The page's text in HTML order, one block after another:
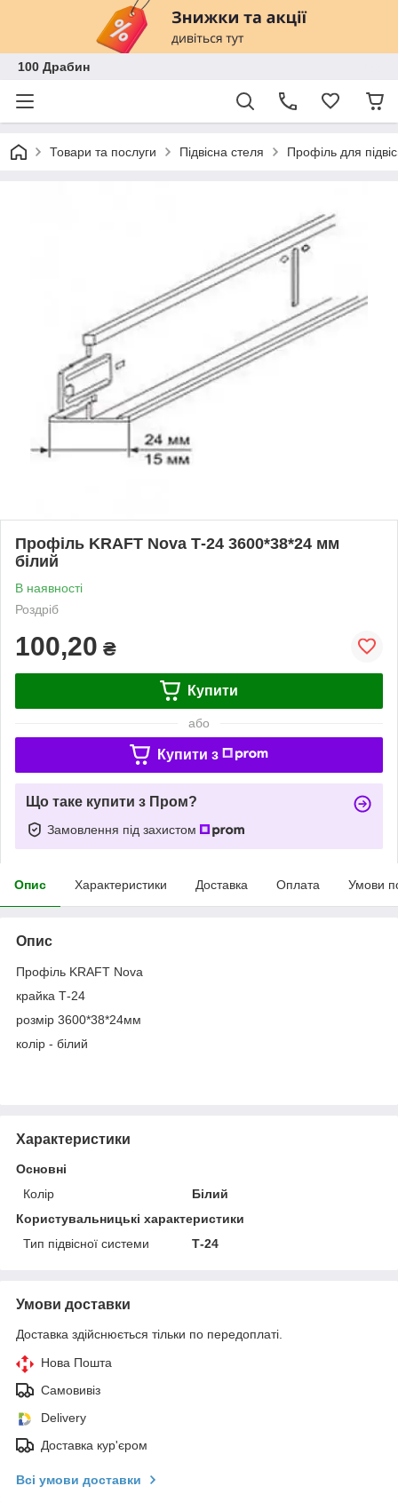
100 Драбин
Товари та послуги Підвісна стеля Профіль для
Профіль KRAFТ Nova Т-24 3600*38*24 мм
білий
В наявності
Роздріб
100,20 ₴
Купити
або
Купити з
Що таке купити з Пром?
Замовлення під захистом
Опис Характеристики Доставка Оплата Умови
Опис
Профіль KRAFТ Nova
крайка Т-24
розмір 3600*38*24мм
колір - білий
Характеристики
Основні
Колір
Білий
Користувальницькі характеристики
Тип підвісної системи
Т-24
Умови доставки
Доставка здійснюється тільки по передоплаті.
Нова Пошта
Самовивіз
Delivery
Доставка кур'єром
Всі умови доставки